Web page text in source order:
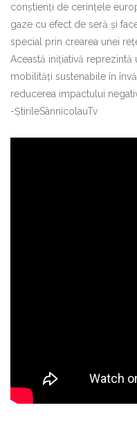
conștienți de cerințele
gaze cu efect de seră și
special prin crearea unei
Această inițiativă
mobilități sustenabile în
reducerea impactului
-ȘtirileSânnicolauTv